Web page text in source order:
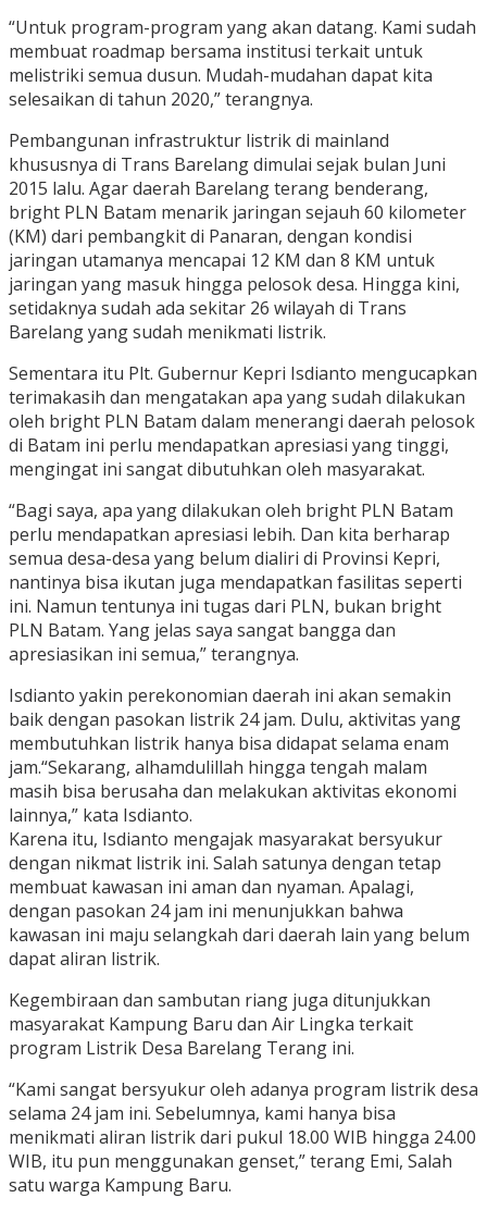
“Untuk program-program yang akan datang. Kami sudah
membuat roadmap bersama institusi terkait untuk
melistriki semua dusun. Mudah-mudahan dapat kita
selesaikan di tahun 2020,” terangnya.
Pembangunan infrastruktur listrik di mainland
khususnya di Trans Barelang dimulai sejak bulan Juni
2015 lalu. Agar daerah Barelang terang benderang,
bright PLN Batam menarik jaringan sejauh 60 kilometer
(KM) dari pembangkit di Panaran, dengan kondisi
jaringan utamanya mencapai 12 KM dan 8 KM untuk
jaringan yang masuk hingga pelosok desa. Hingga kini,
setidaknya sudah ada sekitar 26 wilayah di Trans
Barelang yang sudah menikmati listrik.
Sementara itu Plt. Gubernur Kepri Isdianto mengucapkan
terimakasih dan mengatakan apa yang sudah dilakukan
oleh bright PLN Batam dalam menerangi daerah pelosok
di Batam ini perlu mendapatkan apresiasi yang tinggi,
mengingat ini sangat dibutuhkan oleh masyarakat.
“Bagi saya, apa yang dilakukan oleh bright PLN Batam
perlu mendapatkan apresiasi lebih. Dan kita berharap
semua desa-desa yang belum dialiri di Provinsi Kepri,
nantinya bisa ikutan juga mendapatkan fasilitas seperti
ini. Namun tentunya ini tugas dari PLN, bukan bright
PLN Batam. Yang jelas saya sangat bangga dan
apresiasikan ini semua,” terangnya.
Isdianto yakin perekonomian daerah ini akan semakin
baik dengan pasokan listrik 24 jam. Dulu, aktivitas yang
membutuhkan listrik hanya bisa didapat selama enam
jam.“Sekarang, alhamdulillah hingga tengah malam
masih bisa berusaha dan melakukan aktivitas ekonomi
lainnya,” kata Isdianto.
Karena itu, Isdianto mengajak masyarakat bersyukur
dengan nikmat listrik ini. Salah satunya dengan tetap
membuat kawasan ini aman dan nyaman. Apalagi,
dengan pasokan 24 jam ini menunjukkan bahwa
kawasan ini maju selangkah dari daerah lain yang belum
dapat aliran listrik.
Kegembiraan dan sambutan riang juga ditunjukkan
masyarakat Kampung Baru dan Air Lingka terkait
program Listrik Desa Barelang Terang ini.
“Kami sangat bersyukur oleh adanya program listrik desa
selama 24 jam ini. Sebelumnya, kami hanya bisa
menikmati aliran listrik dari pukul 18.00 WIB hingga 24.00
WIB, itu pun menggunakan genset,” terang Emi, Salah
satu warga Kampung Baru.